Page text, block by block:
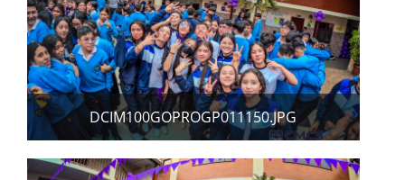
DCIM100GOPROGP011150.JPG